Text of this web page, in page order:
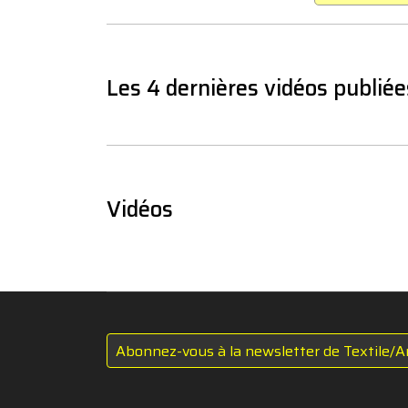
Les 4 dernières vidéos
Vidéos
Abonnez-vous à la newsletter de Textile/